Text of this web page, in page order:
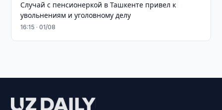
Случай с пенсионеркой в Ташкенте привел к
увольнениям и уголовному делу
16:15 · 01/08